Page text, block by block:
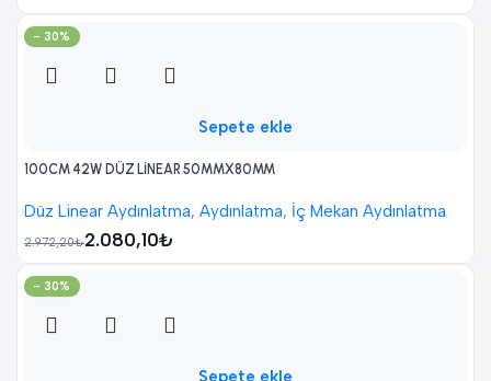
- 30%
Sepete ekle
100CM 42W DÜZ LİNEAR 50MMX80MM
Düz Linear Aydınlatma, Aydınlatma, İç Mekan Aydınlatma
2.972,20₺2.080,10₺
- 30%
Sepete ekle